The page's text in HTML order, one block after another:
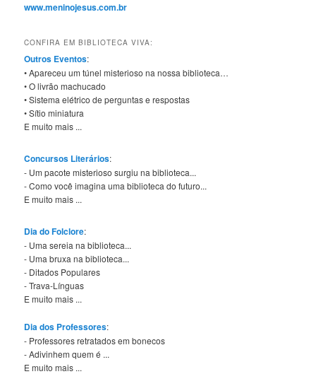
www.meninojesus.com.br
CONFIRA EM BIBLIOTECA VIVA:
Outros Eventos:
• Apareceu um túnel misterioso na nossa biblioteca…
• O livrão machucado
• Sistema elétrico de perguntas e respostas
• Sítio miniatura
E muito mais ...
Concursos Literários:
- Um pacote misterioso surgiu na biblioteca...
- Como você imagina uma biblioteca do futuro...
E muito mais ...
Dia do Folclore:
- Uma sereia na biblioteca...
- Uma bruxa na biblioteca...
- Ditados Populares
- Trava-Línguas
E muito mais ...
Dia dos Professores:
- Professores retratados em bonecos
- Adivinhem quem é ...
E muito mais ...